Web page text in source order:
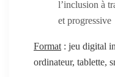
l’inclusion à
et progressive
Format : jeu digital
ordinateur, tablette,